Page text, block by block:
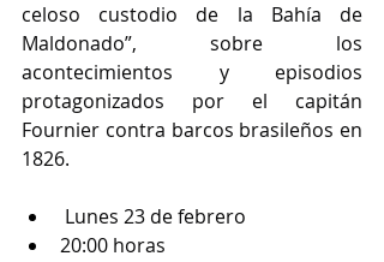
celoso custodio de la Bahía de
Maldonado”, sobre los
acontecimientos y episodios
protagonizados por el capitán
Fournier contra barcos brasileños en
1826.
Lunes 23 de febrero
20:00 horas